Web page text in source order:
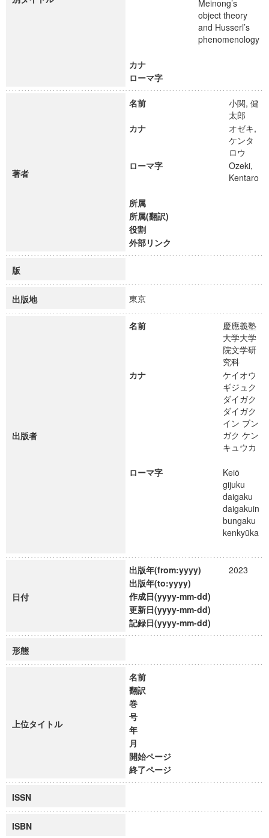
Meinong’s
object theory
and Husserl’s
phenomenology
カナ
ローマ字
著者
名前
小関, 健
太郎
カナ
オゼキ,
ケンタ
ロウ
ローマ字
Ozeki,
Kentaro
所属
所属(翻訳)
役割
外部リンク
版
出版地 東京
出版者
名前
慶應義塾
大学大学
院文学研
究科
カナ
ケイオウ
ギジュク
ダイガク
ダイガク
イン ブン
ガク ケン
キュウカ
ローマ字
Keiō
gijuku
daigaku
daigakuin
bungaku
kenkyūka
日付
出版年(from:yyyy)
2023
出版年(to:yyyy)
作成日(yyyy-mm-dd)
更新日(yyyy-mm-dd)
記録日(yyyy-mm-dd)
形態
上位タイトル
名前
翻訳
巻
号
年
月
開始ページ
終了ページ
ISSN
ISBN